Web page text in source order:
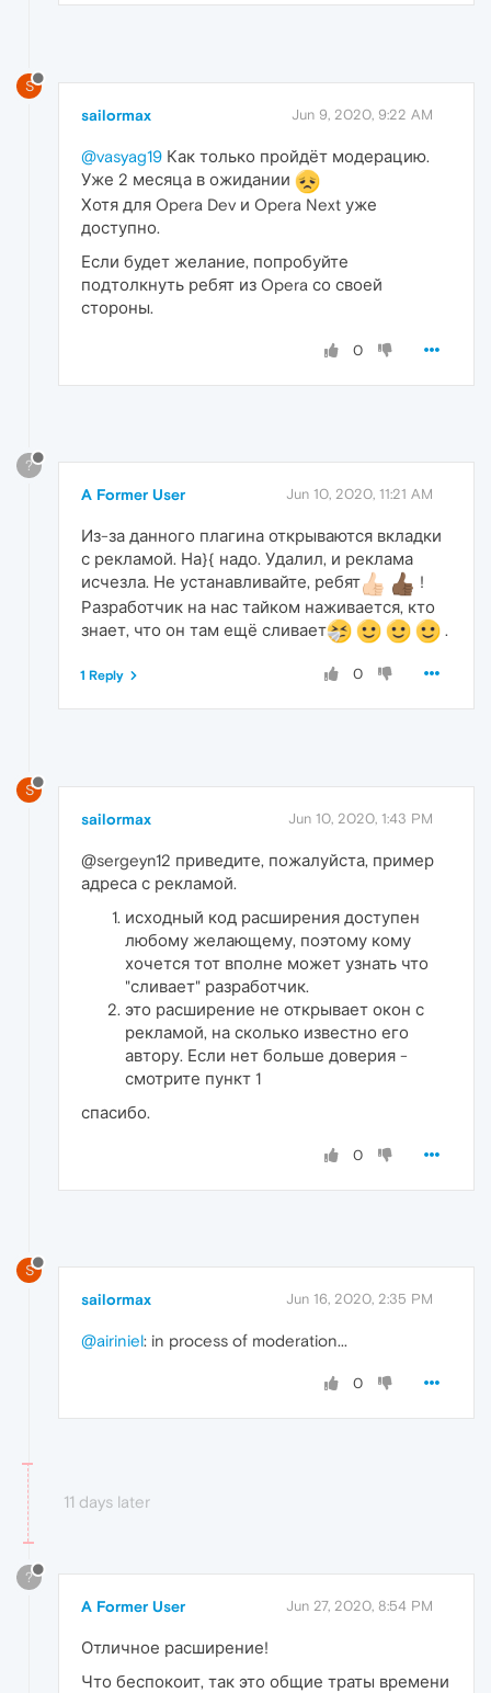
S
sailormax Jun 9, 2020, 9:22 AM
@vasyag19 Как только пройдёт модерацию.
Уже 2 месяца в ожидании
Хотя для Opera Dev и Opera Next уже
доступно.
Если будет желание, попробуйте
подтолкнуть ребят из Opera со своей
стороны.
0
?
A Former User Jun 10, 2020, 11:21 AM
Из-за данного плагина открываются вкладки
с рекламой. На}{ надо. Удалил, и реклама
исчезла. Не устанавливайте, ребят
!
Разработчик на нас тайком наживается, кто
знает, что он там ещё сливает
.
0
1 Reply
S
sailormax Jun 10, 2020, 1:43 PM
@sergeyn12 приведите, пожалуйста, пример
адреса с рекламой.
исходный код расширения доступен
любому желающему, поэтому кому
хочется тот вполне может узнать что
"сливает" разработчик.
это расширение не открывает окон с
рекламой, на сколько известно его
автору. Если нет больше доверия -
смотрите пункт 1
спасибо.
0
S
sailormax Jun 16, 2020, 2:35 PM
@airiniel: in process of moderation...
0
11 days later
?
A Former User Jun 27, 2020, 8:54 PM
Отличное расширение!
Что беспокоит, так это общие траты времени